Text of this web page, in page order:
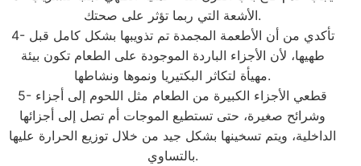
الأشعة التي ربما تؤثر على صحتك.
4- تأكدي من أن الأطعمة المجمدة تم تذويبها بشكل كامل قبل
طهيها، لأن الأجزاء الباردة الموجودة على الطعام تكون بيئة
مهيأة لتكاثر البكتيريا ونموها ونشاطها.
5- قطعي الأجزاء الكبيرة من الطعام مثل اللحوم إلى أجزاء
وشرائح صغيرة، حتى تستطيع الموجات أم تصل إلى أجزائها
الداخلية، ويتم تسخينها بشكل جيد من خلال توزيع الحرارة عليها
بالتساوي.